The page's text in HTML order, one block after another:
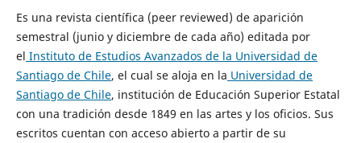
Es una revista científica (peer reviewed) de aparición
semestral (junio y diciembre de cada año) editada por
el Instituto de Estudios Avanzados de la Universidad de
Santiago de Chile, el cual se aloja en la Universidad de
Santiago de Chile, institución de Educación Superior Estatal
con una tradición desde 1849 en las artes y los oficios. Sus
escritos cuentan con acceso abierto a partir de su